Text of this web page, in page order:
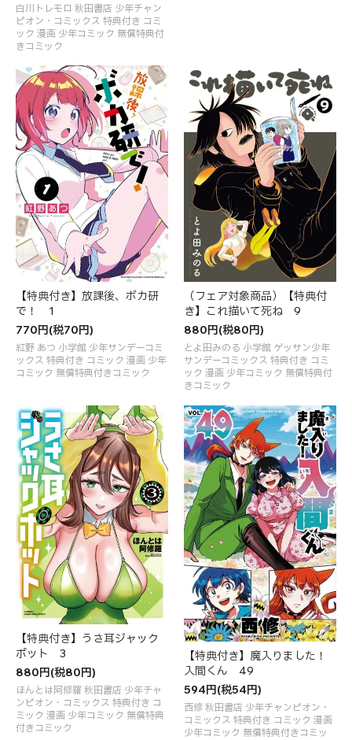
白川トレモロ 秋田書店 少年チャン
ピオン・コミックス 特典付き コミ
ック 漫画 少年コミック 無償特典付
きコミック
【特典付き】放課後、ボカ研
で！ 1
770円(税70円)
紅野 あつ 小学館 少年サンデーコミ
ックス 特典付き コミック 漫画 少年
コミック 無償特典付きコミック
（フェア対象商品）【特典付
き】これ描いて死ね 9
880円(税80円)
とよ田みのる 小学館 ゲッサン少年
サンデーコミックス 特典付き コミ
ック 漫画 少年コミック 無償特典付
きコミック
【特典付き】うさ耳ジャック
ポット 3
880円(税80円)
ほんとは阿修羅 秋田書店 少年チャ
ンピオン・コミックス 特典付き コ
ミック 漫画 少年コミック 無償特典
付きコミック
【特典付き】魔入りました！
入間くん 49
594円(税54円)
西修 秋田書店 少年チャンピオン・
コミックス 特典付き コミック 漫画
少年コミック 無償特典付きコミッ